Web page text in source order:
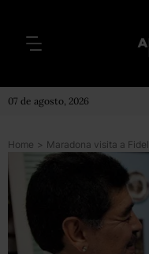
07 de agosto, 2026
Home > Maradona visita a Fidel